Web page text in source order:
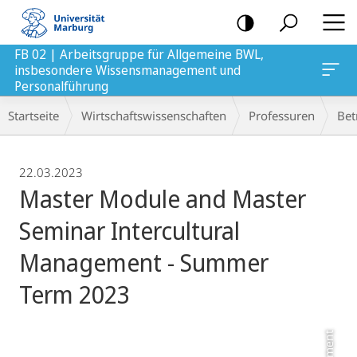
Mobile-
Navigation
und Personalführung
FB 02 | Arbeitsgruppe für Allgemeine BWL,
insbesondere Wissensmanagement und
Personalführung
Breadcrumb-
Navigation
Startseite Wirtschaftswissenschaften Professuren
22.03.2023
Master Module and Master
Seminar Intercultural
Management - Summer
Term 2023